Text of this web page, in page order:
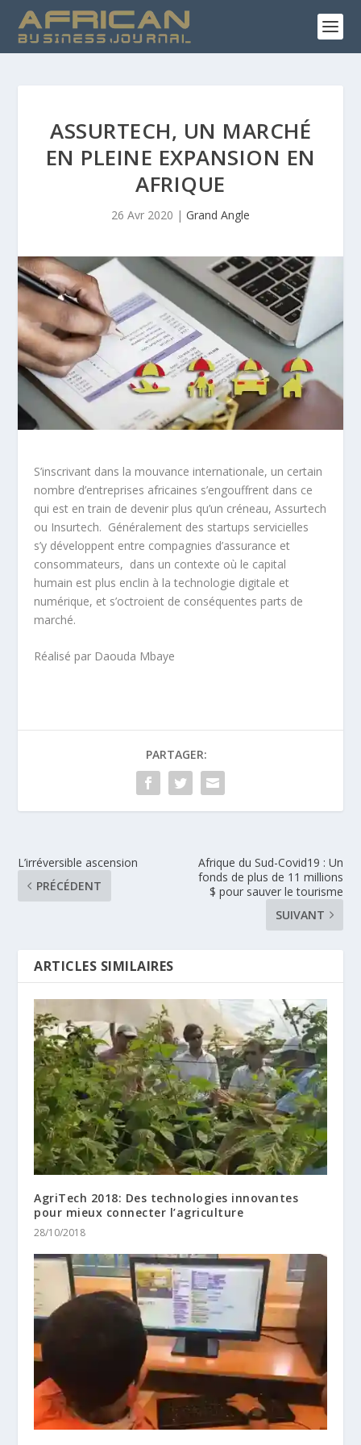
ASSURTECH, UN MARCHÉ
EN PLEINE EXPANSION EN
AFRIQUE
26 Avr 2020 | Grand Angle
S’inscrivant dans la mouvance internationale, un certain
nombre d’entreprises africaines s’engouffrent dans ce
qui est en train de devenir plus qu’un créneau, Assurtech
ou Insurtech. Généralement des startups servicielles
s’y développent entre compagnies d’assurance et
consommateurs, dans un contexte où le capital
humain est plus enclin à la technologie digitale et
numérique, et s’octroient de conséquentes parts de
marché.
Réalisé par Daouda Mbaye
PARTAGER:
L’irréversible ascension
PRÉCÉDENT
Afrique du Sud-Covid19 : Un
fonds de plus de 11 millions
$ pour sauver le tourisme
SUIVANT
ARTICLES SIMILAIRES
AgriTech 2018: Des technologies innovantes
pour mieux connecter l’agriculture
28/10/2018